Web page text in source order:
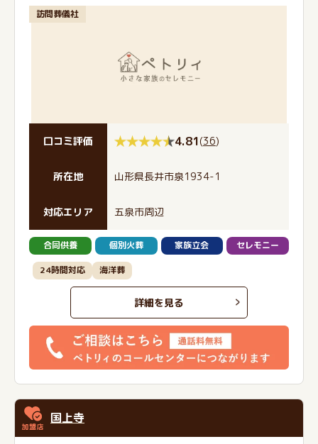
訪問葬儀社
口コミ評価 4.81(36)
所在地 山形県長井市泉1934-1
対応エリア 五泉市周辺
合同供養 個別火葬 家族立会 セレモニー
24時間対応 海洋葬
詳細を見る
国上寺